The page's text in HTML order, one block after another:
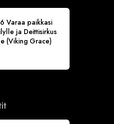
Varaa paikkasi
ja Deittisirkus
(Viking Grace)